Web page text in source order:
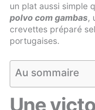
un plat aussi simple
polvo com gambas,
crevettes préparé
portugaises.
Au sommaire
Une